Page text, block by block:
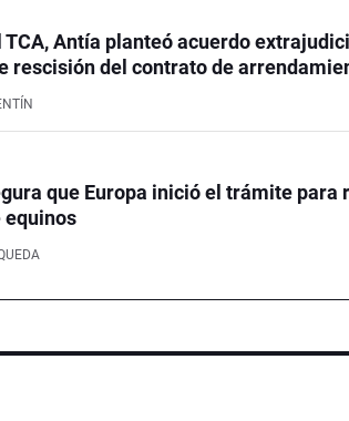
Antía planteó acuerdo
rescisión del contrato de
que Europa inició el trámite para
equinos